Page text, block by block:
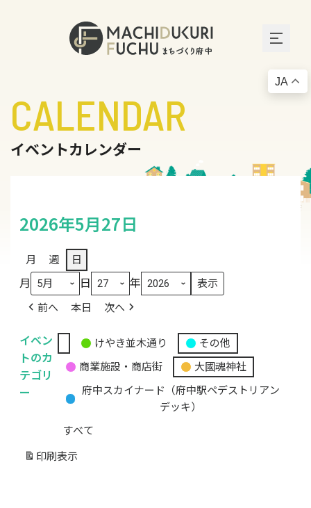
CALENDAR
イベントカレンダー
2026年5月27日
月 週 日
月 日 年
前へ 本日 次へ
イベン
トのカ
テゴリ
ー
無
題
カ
ゴ
リ
けやき並木通り
その他
商業施設・商店街
大國魂神社
府中スカイナード（府中駅ペデストリアン
デッキ）
すべて
印刷 表示
JA